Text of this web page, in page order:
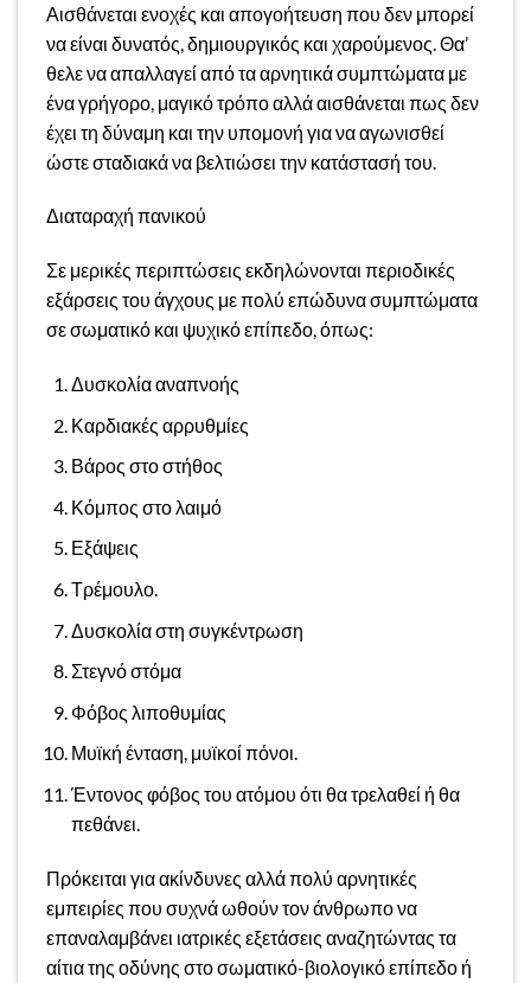
Αισθάνεται ενοχές και απογοήτευση που δεν μπορεί
να είναι δυνατός, δημιουργικός και χαρούμενος. Θα’
θελε να απαλλαγεί από τα αρνητικά συμπτώματα με
ένα γρήγορο, μαγικό τρόπο αλλά αισθάνεται πως δεν
έχει τη δύναμη και την υπομονή για να αγωνισθεί
ώστε σταδιακά να βελτιώσει την κατάστασή του.
Διαταραχή πανικού
Σε μερικές περιπτώσεις εκδηλώνονται περιοδικές
εξάρσεις του άγχους με πολύ επώδυνα συμπτώματα
σε σωματικό και ψυχικό επίπεδο, όπως:
Δυσκολία αναπνοής
Καρδιακές αρρυθμίες
Βάρος στο στήθος
Κόμπος στο λαιμό
Εξάψεις
Τρέμουλο.
Δυσκολία στη συγκέντρωση
Στεγνό στόμα
Φόβος λιποθυμίας
Μυϊκή ένταση, μυϊκοί πόνοι.
Έντονος φόβος του ατόμου ότι θα τρελαθεί ή θα
πεθάνει.
Πρόκειται για ακίνδυνες αλλά πολύ αρνητικές
εμπειρίες που συχνά ωθούν τον άνθρωπο να
επαναλαμβάνει ιατρικές εξετάσεις αναζητώντας τα
αίτια της οδύνης στο σωματικό-βιολογικό επίπεδο ή